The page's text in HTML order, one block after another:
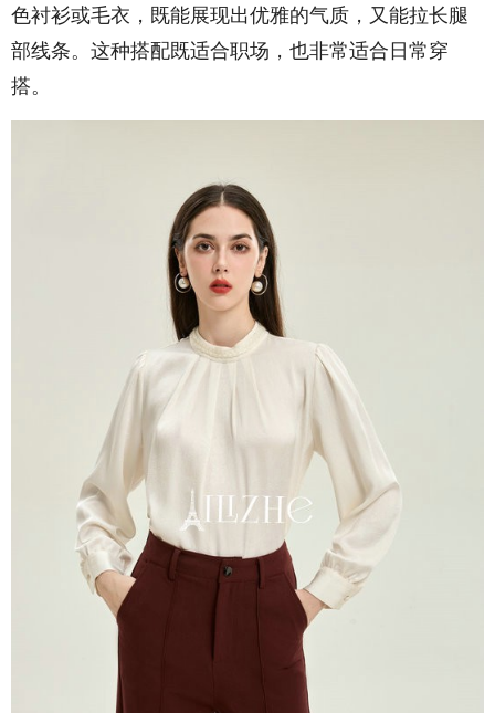
色衬衫或毛衣，既能展现出优雅的气质，又能拉长腿
部线条。这种搭配既适合职场，也非常适合日常穿
搭。